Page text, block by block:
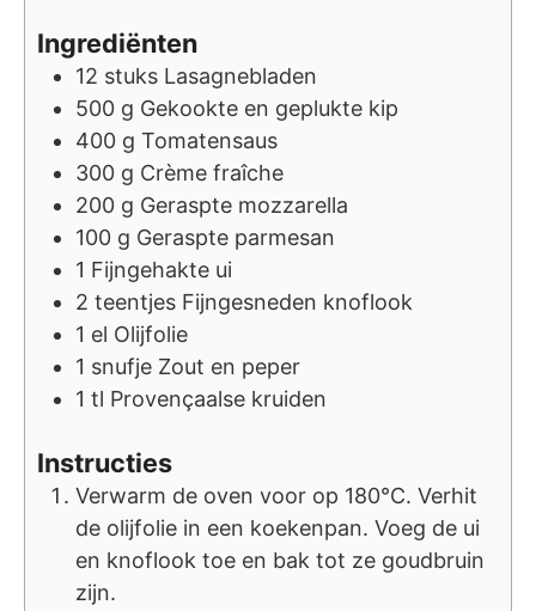
Ingrediënten
12 stuks Lasagnebladen
500 g Gekookte en geplukte kip
400 g Tomatensaus
300 g Crème fraîche
200 g Geraspte mozzarella
100 g Geraspte parmesan
1 Fijngehakte ui
2 teentjes Fijngesneden knoflook
1 el Olijfolie
1 snufje Zout en peper
1 tl Provençaalse kruiden
Instructies
Verwarm de oven voor op 180°C. Verhit
de olijfolie in een koekenpan. Voeg de ui
en knoflook toe en bak tot ze goudbruin
zijn.